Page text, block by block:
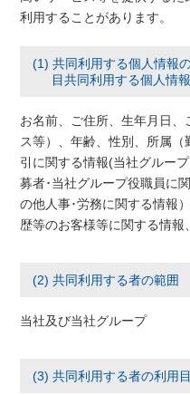
利用することがあります。
(1) 共同利用する個人情報
目共同利用する個人情
お名前、ご住所、生年月日
ス等）、年齢、性別、所属
引に関する情報(当社グルー
募者･当社グループ役職員に
の他人事･労務に関する情報
歴等のお客様等に関する情
(2) 共同利用する者の範囲
当社及び当社グループ
(3) 共同利用する者の利用